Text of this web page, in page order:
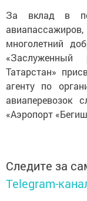
За вклад в
многолетний
«Заслуженный
Татарстан»
агенту по
авиаперевозок
«Аэропорт
Следите за
Telegram-